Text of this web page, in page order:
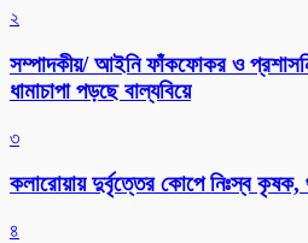
২
সম্পাদকীয়/ আইনি ফাঁকফোকর ও
ধামাচাপা পড়ছে বাল্যবিয়ে
৩
কলারোয়ায় দুর্বৃত্তের কোপে নিঃস্ব কৃষক,
৪